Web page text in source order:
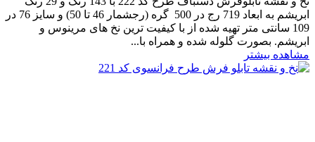
ابریشم به ابعاد 719 رج در 500 گره (رجشمار 46 تا 50) و سایز 76 در
109 سانتی متر تهیه شده از با کیفیت ترین نخ های مرینوس و
ابریشم. بصورت گلوله شده و همراه با...
مشاهده بیشتر